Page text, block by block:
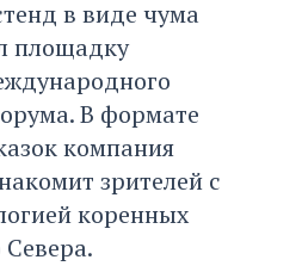
в виде чума
площадку
В формате
компания
зрителей с
коренных